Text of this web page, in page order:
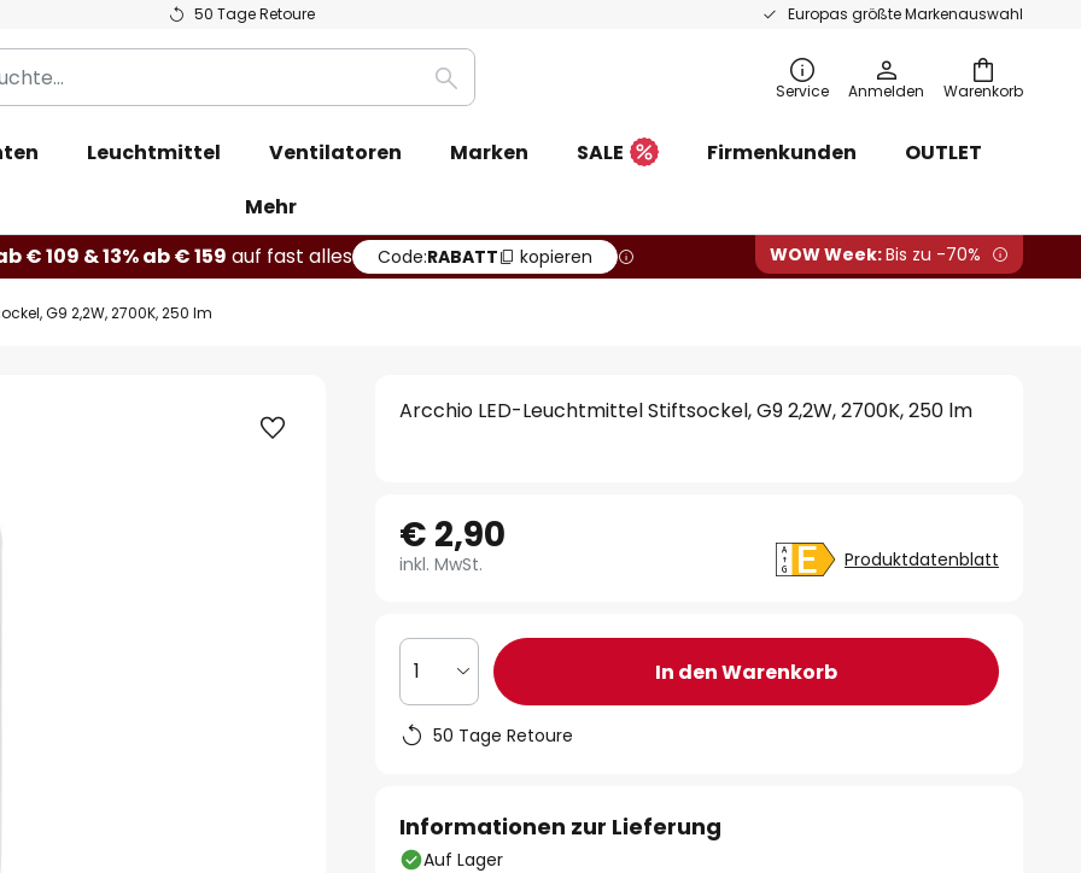
50 Tage Retoure Europas größte Markenauswahl
Warenkorb
Suche Service Anmelden
Leuchtmittel Ventilatoren Marken SALE Firmenkunden
OUTLET
Mehr
€ 109 & 13% ab € 159 auf fast alles Code:RABATT kopieren WOW Week:Bis zu -70%
G9 2,2W, 2700K, 250 lm
Arcchio LED-Leuchtmittel Stiftsockel, G9 2,2W, 2700K, 250 lm
€ 2,90
inkl. MwSt. Produktdatenblatt
1 In den Warenkorb
50 Tage Retoure
Informationen zur Lieferung
Auf Lager